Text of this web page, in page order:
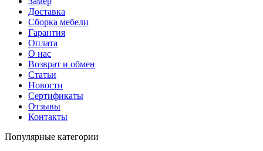
Доставка
Сборка мебели
Гарантия
Оплата
О нас
Возврат и обмен
Статьи
Новости
Сертификаты
Отзывы
Контакты
Популярные категории